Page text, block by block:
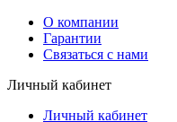
О компании
Гарантии
Связаться с нами
Личный кабинет
Личный кабинет